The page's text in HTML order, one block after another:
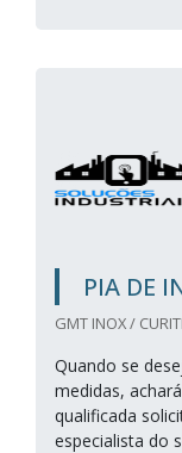
PIA DE
GMT INOX /
Quando se
medidas,
qualificada
especialista do